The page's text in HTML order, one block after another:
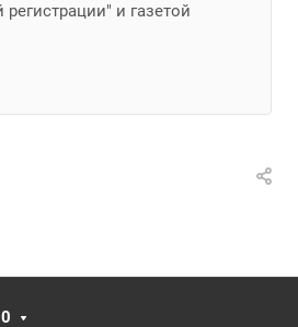
регистрации" и газетой